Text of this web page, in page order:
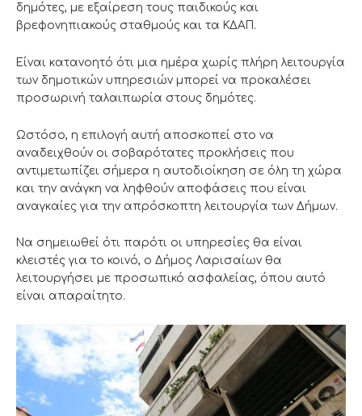
δημότες, με εξαίρεση τους παιδικούς και
βρεφονηπιακούς σταθμούς και τα ΚΔΑΠ.
Είναι κατανοητό ότι μια ημέρα χωρίς πλήρη λειτουργία
των δημοτικών υπηρεσιών μπορεί να προκαλέσει
προσωρινή ταλαιπωρία στους δημότες.
Ωστόσο, η επιλογή αυτή αποσκοπεί στο να
αναδειχθούν οι σοβαρότατες προκλήσεις που
αντιμετωπίζει σήμερα η αυτοδιοίκηση σε όλη τη χώρα
και την ανάγκη να ληφθούν αποφάσεις που είναι
αναγκαίες για την απρόσκοπτη λειτουργία των Δήμων.
Να σημειωθεί ότι παρότι οι υπηρεσίες θα είναι
κλειστές για το κοινό, ο Δήμος Λαρισαίων θα
λειτουργήσει με προσωπικό ασφαλείας, όπου αυτό
είναι απαραίτητο.